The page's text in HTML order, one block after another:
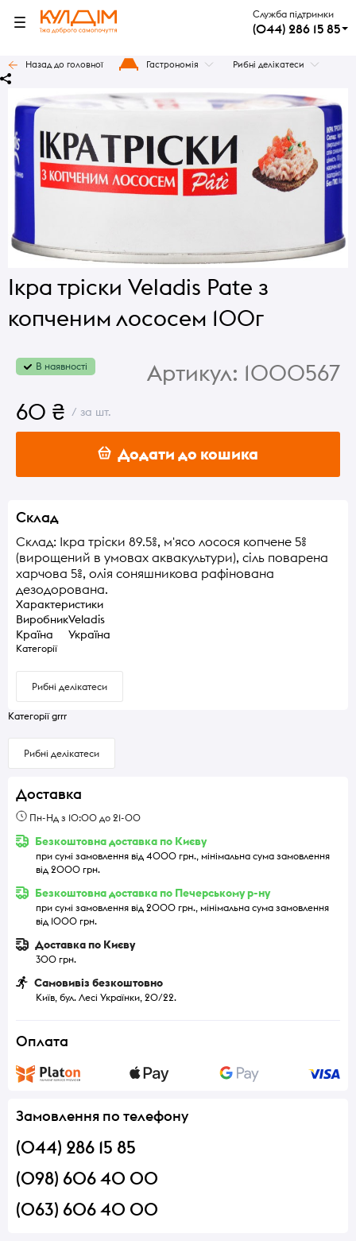
Служба підтримки
(044) 286 15 85
Назад до головної Гастрономія Рибні делікатеси
Ікра тріски Veladis Pate з
копченим лососем 100г
В наявності Артикул: 1000567
60 ₴ / за шт.
Додати до кошика
Склад
Склад: Ікра тріски 89.5%, м'ясо лосося копчене 5%
(вирощений в умовах аквакультури), сіль поварена
харчова 5%, олія соняшникова рафінована
дезодорована.
Характеристики
ВиробникVeladis
Країна
Україна
Категорії
Рибні делікатеси
Категорії grrr
Рибні делікатеси
Доставка
Пн-Нд з 10:00 до 21-00
Безкоштовна доставка по Києву
при сумі замовлення від 4000 грн., мінімальна сума замовлення
від 2000 грн.
Безкоштовна доставка по Печерському р-ну
при сумі замовлення від 2000 грн., мінімальна сума замовлення
від 1000 грн.
Доставка по Києву
300 грн.
Самовивіз безкоштовно
Київ, бул. Лесі Українки, 20/22.
Оплата
Замовлення по телефону
(044) 286 15 85
(098) 606 40 00
(063) 606 40 00